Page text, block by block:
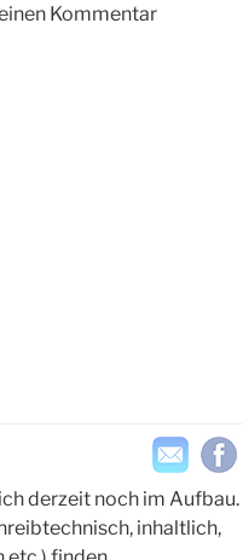
Kommentar
derzeit noch im Aufbau.
inhaltlich,